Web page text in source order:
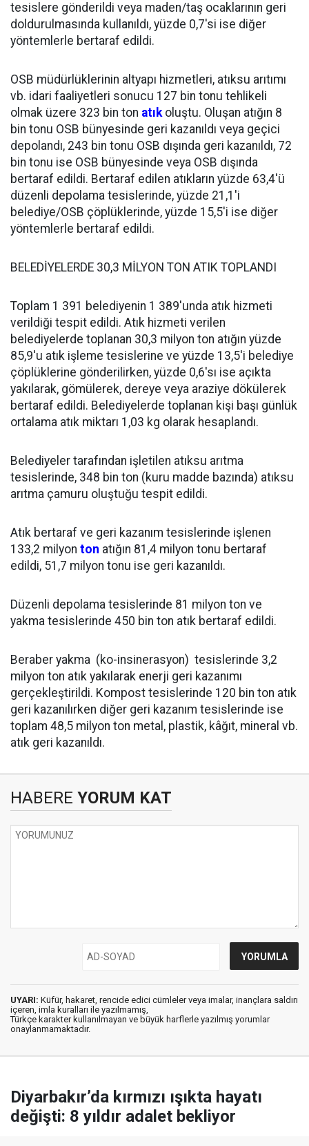
tesislere gönderildi veya maden/taş ocaklarının geri
doldurulmasında kullanıldı, yüzde 0,7'si ise diğer
yöntemlerle bertaraf edildi.
OSB müdürlüklerinin altyapı hizmetleri, atıksu arıtımı
vb. idari faaliyetleri sonucu 127 bin tonu tehlikeli
olmak üzere 323 bin ton atıkoluştu. Oluşan atığın 8
bin tonu OSB bünyesinde geri kazanıldı veya geçici
depolandı, 243 bin tonu OSB dışında geri kazanıldı, 72
bin tonu ise OSB bünyesinde veya OSB dışında
bertaraf edildi. Bertaraf edilen atıkların yüzde 63,4'ü
düzenli depolama tesislerinde, yüzde 21,1'i
belediye/OSB çöplüklerinde, yüzde 15,5'i ise diğer
yöntemlerle bertaraf edildi.
BELEDİYELERDE 30,3 MİLYON TON ATIK TOPLANDI
Toplam 1 391 belediyenin 1 389'unda atık hizmeti
verildiği tespit edildi. Atık hizmeti verilen
belediyelerde toplanan 30,3 milyon ton atığın yüzde
85,9'u atık işleme tesislerine ve yüzde 13,5'i belediye
çöplüklerine gönderilirken, yüzde 0,6'sı ise açıkta
yakılarak, gömülerek, dereye veya araziye dökülerek
bertaraf edildi. Belediyelerde toplanan kişi başı günlük
ortalama atık miktarı 1,03 kg olarak hesaplandı.
Belediyeler tarafından işletilen atıksu arıtma
tesislerinde, 348 bin ton (kuru madde bazında) atıksu
arıtma çamuru oluştuğu tespit edildi.
Atık bertaraf ve geri kazanım tesislerinde işlenen
133,2 milyon ton atığın 81,4 milyon tonu bertaraf
edildi, 51,7 milyon tonu ise geri kazanıldı.
Düzenli depolama tesislerinde 81 milyon ton ve
yakma tesislerinde 450 bin ton atık bertaraf edildi.
Beraber yakma (ko-insinerasyon) tesislerinde 3,2
milyon ton atık yakılarak enerji geri kazanımı
gerçekleştirildi. Kompost tesislerinde 120 bin ton atık
geri kazanılırken diğer geri kazanım tesislerinde ise
toplam 48,5 milyon ton metal, plastik, kâğıt, mineral vb.
atık geri kazanıldı.
HABERE YORUM KAT
UYARI: Küfür, hakaret, rencide edici cümleler veya imalar, inançlara saldırı
içeren, imla kuralları ile yazılmamış,
Türkçe karakter kullanılmayan ve büyük harflerle yazılmış yorumlar
onaylanmamaktadır.
Diyarbakır’da kırmızı ışıkta hayatı
değişti: 8 yıldır adalet bekliyor